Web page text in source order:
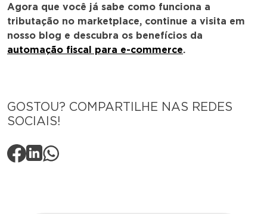
Agora que você já sabe como funciona a
tributação no marketplace, continue a visita em
nosso blog e descubra os benefícios da
automação fiscal para e-commerce.
GOSTOU? COMPARTILHE NAS REDES
SOCIAIS!